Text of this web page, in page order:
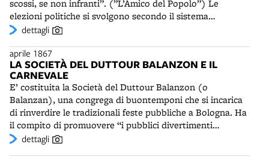
e dovrà subire lunghe sospensioni. Nonostante le
persecuzioni si venderà molto bene, a migliaia di copie.
Secondo il questore “il plebeo, il ricco, l'artigiano, il
negoziante, l'impiegato, il soldato ancora, tutti accorrono
all'ora della distribuzione a spendere il loro soldo per
averlo; così il veleno entra in tutte le vene e serpeggia e si
diffonde”.
scossi, se non infranti”. (”L’Amico del Popolo”) Le
elezioni politiche si svolgono secondo il sistema
censitario ristretto vigente in Piemonte dal 1848. Alle
popolazione totale). Prevalgono i liberali, moderati e
progressisti. Tra gli eletti in città vi sono il marchese
Gioacchino Napoleone Pepoli (1825-1881) e Carlo Berti
Pichat (1799-1878), mentre in provincia prevalgono
Camillo Casarini (1830-1874), Rodolfo Audinot (1814-
1874) e Paolo Silvani (1810-1884). Marco Minghetti
(1818-1886) è eletto deputato nel collegio 65, con soli
nove voti in più del candidato democratico, l'avvocato
Giuseppe Ceneri (1827-1898), rappresentante del partito
dettagli
aprile 1867
LA SOCIETÀ DEL DUTTOUR BALANZON E IL
CARNEVALE
E’ costituita la Società del Duttour Balanzon (o
Balanzan), una congrega di buontemponi che si incarica
di rinverdire le tradizionali feste pubbliche a Bologna. Ha
il compito di promuovere “i pubblici divertimenti
carnevaleschi, favorendo il Commercio e l’Industria,
dettagli